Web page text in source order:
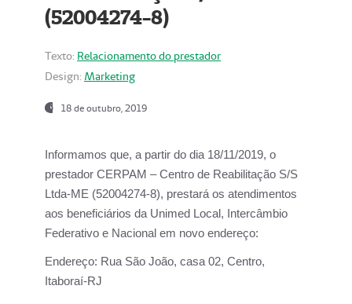
(52004274-8)
Texto: Relacionamento do prestador
Design: Marketing
18 de outubro, 2019
Informamos que, a partir do dia 18/11/2019, o
prestador CERPAM – Centro de Reabilitação S/S
Ltda-ME (52004274-8), prestará os atendimentos
aos beneficiários da Unimed Local, Intercâmbio
Federativo e Nacional em novo endereço:
Endereço: Rua São João, casa 02, Centro,
Itaboraí-RJ